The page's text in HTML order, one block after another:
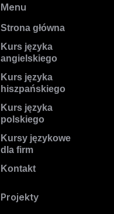
Menu
Strona główna
Kurs języka
angielskiego
Kurs języka
hiszpańskiego
Kurs języka
polskiego
Kursy językowe
dla firm
Kontakt
Projekty